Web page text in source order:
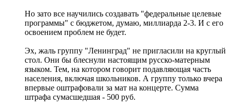
Но зато все научились создавать "федеральные целевые
программы" с бюджетом, думаю, миллиарда 2-3. И с его
освоением проблем не будет.
Эх, жаль группу "Ленинград" не пригласили на круглый
стол. Они бы блеснули настоящим русско-матерным
языком. Тем, на котором говорит подавляющая часть
населения, включая школьников. А группу только вчера
впервые оштрафовали за мат на концерте. Сумма
штрафа сумасшедшая - 500 руб.